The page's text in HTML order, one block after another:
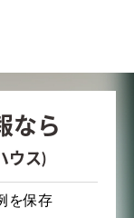
なら
ウス)
を保存